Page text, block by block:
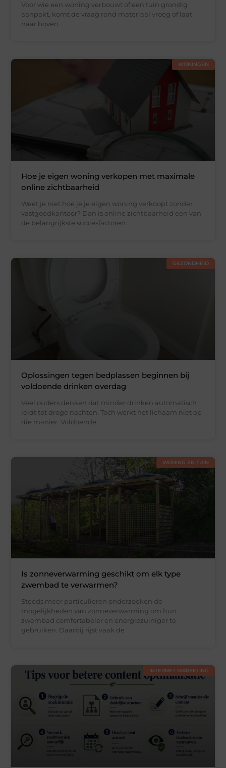
Voor wie een woning verbouwt of een tuin grondig
aanpakt, komt de vraag rond materiaal vroeg of laat
naar boven.
WONINGEN
Hoe je eigen woning verkopen met maximale
online zichtbaarheid
Weet je niet hoe je je eigen woning verkoopt zonder
vastgoedkantoor? Dan is online zichtbaarheid een van
de belangrijkste succesfactoren.
GEZONDHEID
Oplossingen tegen bedplassen beginnen bij
voldoende drinken overdag
Veel ouders denken dat minder drinken automatisch
leidt tot droge nachten. Toch werkt het lichaam niet op
die manier. Voldoende
WONING EN TUIN
Is zonneverwarming geschikt om elk type
zwembad te verwarmen?
Steeds meer particulieren onderzoeken de
mogelijkheden van zonneverwarming om hun
zwembad comfortabeler en energiezuiniger te
gebruiken. Daarbij rijst vaak de
INTERNET MARKETING